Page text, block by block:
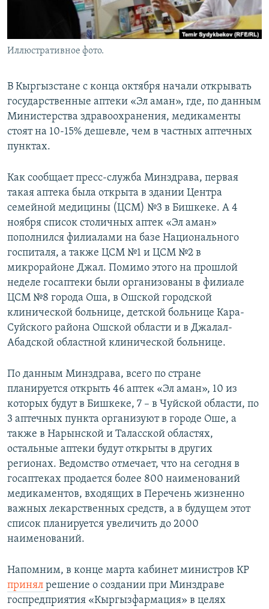
Иллюстративное фото.
В Кыргызстане с конца октября начали открывать
государственные аптеки «Эл аман», где, по данным
Министерства здравоохранения, медикаменты
стоят на 10-15% дешевле, чем в частных аптечных
пунктах.
Как сообщает пресс-служба Минздрава, первая
такая аптека была открыта в здании Центра
семейной медицины (ЦСМ) №3 в Бишкеке. А 4
ноября список столичных аптек «Эл аман»
пополнился филиалами на базе Национального
госпиталя, а также ЦСМ №1 и ЦСМ №2 в
микрорайоне Джал. Помимо этого на прошлой
неделе госаптеки были организованы в филиале
ЦСМ №8 города Оша, в Ошской городской
клинической больнице, детской больнице Кара-
Суйского района Ошской области и в Джалал-
Абадской областной клинической больнице.
По данным Минздрава, всего по стране
планируется открыть 46 аптек «Эл аман», 10 из
которых будут в Бишкеке, 7 – в Чуйской области, по
3 аптечных пункта организуют в городе Оше, а
также в Нарынской и Таласской областях,
остальные аптеки будут открыты в других
регионах. Ведомство отмечает, что на сегодня в
госаптеках продается более 800 наименований
медикаментов, входящих в Перечень жизненно
важных лекарственных средств, а в будущем этот
список планируется увеличить до 2000
наименований.
Напомним, в конце марта кабинет министров КР
принял решение о создании при Минздраве
госпредприятия «Кыргызфармация» в целях